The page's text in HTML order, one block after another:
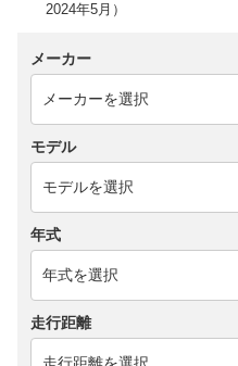
2024年5月）
メーカー
モデル
年式
走行距離